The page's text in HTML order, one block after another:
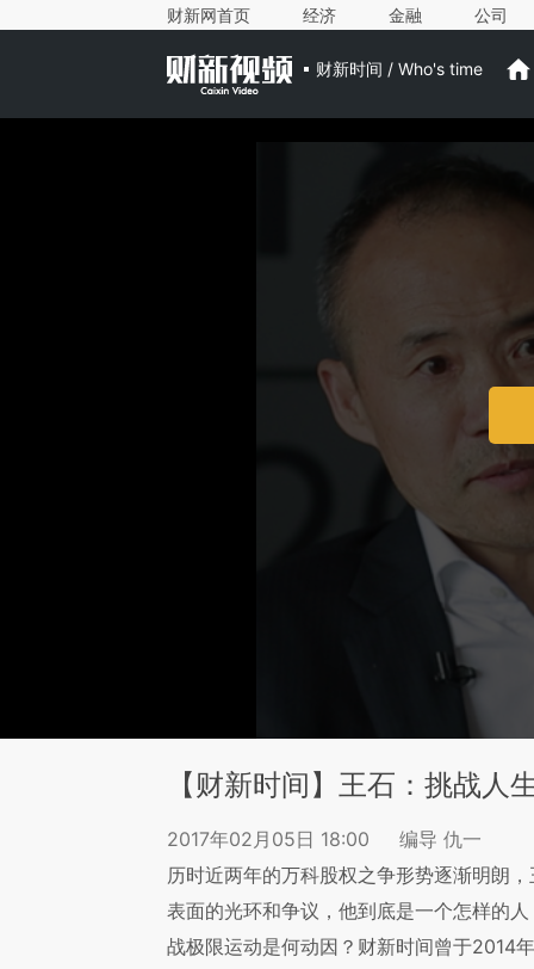
财新网首页 经济 金融 公司
财新时间 / Who's time
【财新时间】王石：挑战人
2017年02月05日 18:00
编导 仇一
历时近两年的万科股权之争形势逐渐明朗
表面的光环和争议，他到底是一个怎样的
战极限运动是何动因？财新时间曾于2014